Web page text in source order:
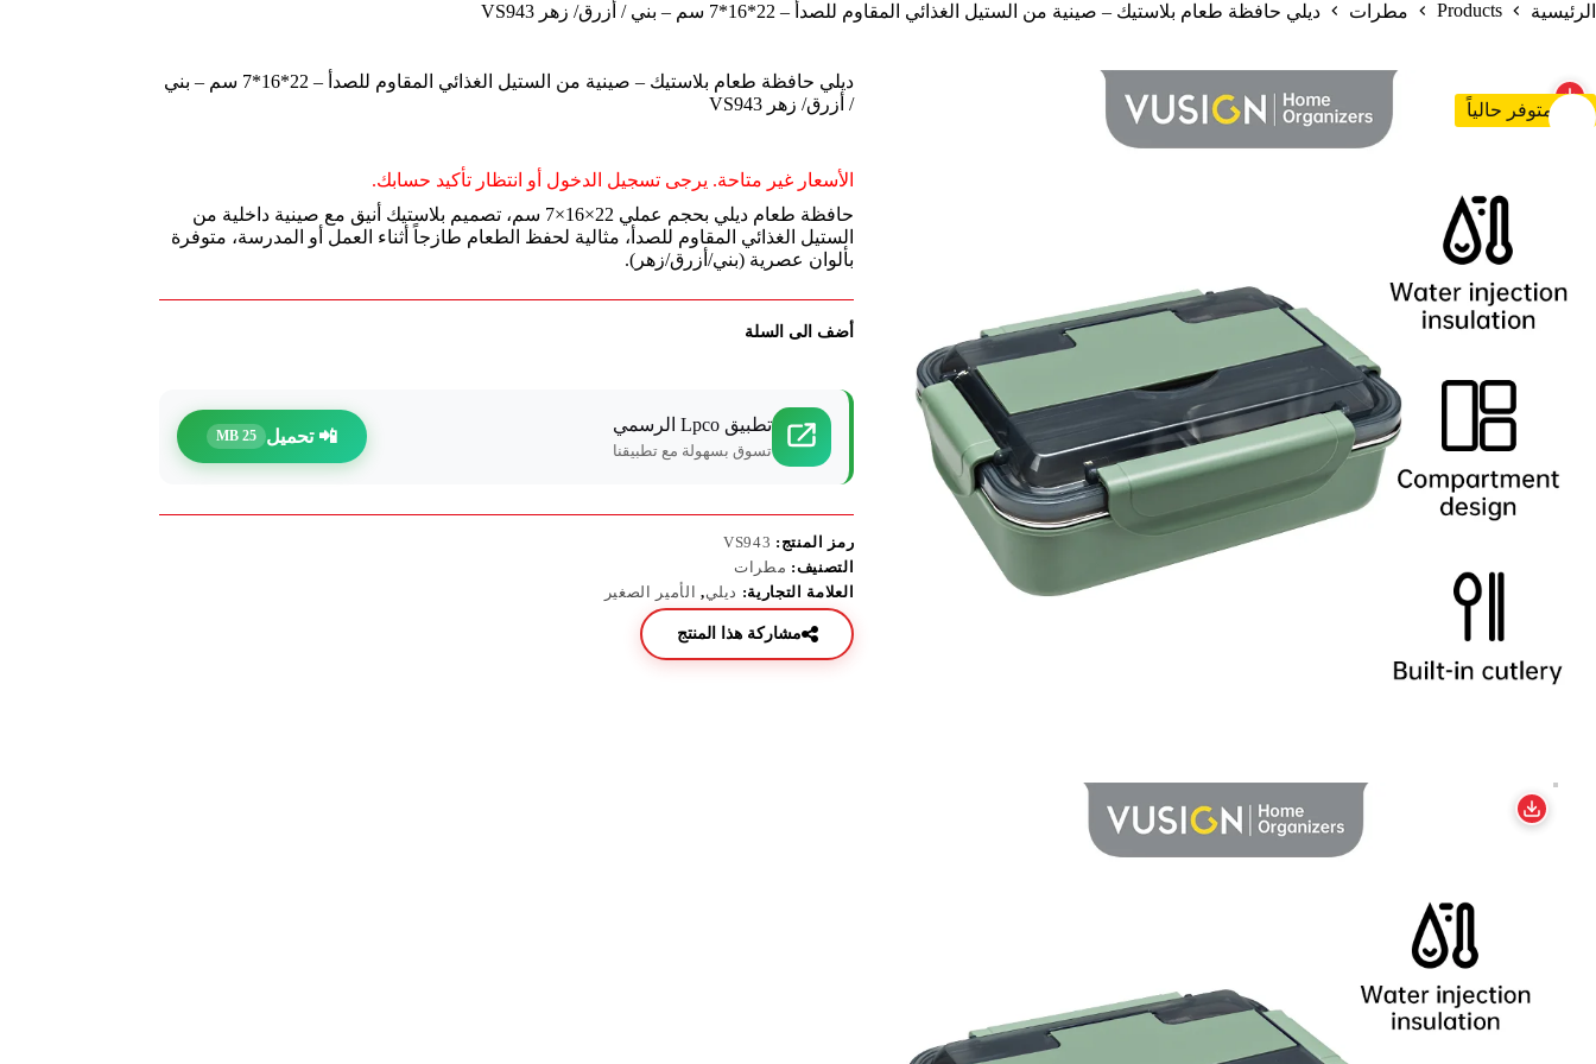
الرئيسية Products مطرات ديلي حافظة طعام بلاستيك – صينية من الستيل الغذائي المقاوم للصدأ – 22*16*7 سم – بني / أزرق/ زهر VS943
غير متوفر حالياً
ديلي حافظة طعام بلاستيك – صينية من الستيل الغذائي المقاوم للصدأ – 22*16*7 سم – بني
/ أزرق/ زهر VS943
الأسعار غير متاحة. يرجى تسجيل الدخول أو انتظار تأكيد حسابك.
حافظة طعام ديلي بحجم عملي 22×16×7 سم، تصميم بلاستيك أنيق مع صينية داخلية من
الستيل الغذائي المقاوم للصدأ، مثالية لحفظ الطعام طازجاً أثناء العمل أو المدرسة، متوفرة
بألوان عصرية (بني/أزرق/زهر).
أضف الى السلة
تطبيق Lpco الرسمي
تسوق بسهولة مع تطبيقنا
📲 تحميل 25 MB
رمز المنتج: VS943
التصنيف: مطرات
العلامة التجارية: ديلي, الأمير الصغير
مشاركة هذا المنتج